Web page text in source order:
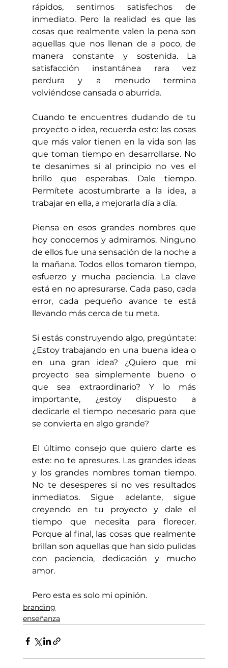
rápidos, sentirnos satisfechos de
inmediato. Pero la realidad es que las
cosas que realmente valen la pena son
aquellas que nos llenan de a poco, de
manera constante y sostenida. La
satisfacción instantánea rara vez
perdura y a menudo termina
volviéndose cansada o aburrida.
Cuando te encuentres dudando de tu
proyecto o idea, recuerda esto: las cosas
que más valor tienen en la vida son las
que toman tiempo en desarrollarse. No
te desanimes si al principio no ves el
brillo que esperabas. Dale tiempo.
Permítete acostumbrarte a la idea, a
trabajar en ella, a mejorarla día a día.
Piensa en esos grandes nombres que
hoy conocemos y admiramos. Ninguno
de ellos fue una sensación de la noche a
la mañana. Todos ellos tomaron tiempo,
esfuerzo y mucha paciencia. La clave
está en no apresurarse. Cada paso, cada
error, cada pequeño avance te está
llevando más cerca de tu meta.
Si estás construyendo algo, pregúntate:
¿Estoy trabajando en una buena idea o
en una gran idea? ¿Quiero que mi
proyecto sea simplemente bueno o
que sea extraordinario? Y lo más
importante, ¿estoy dispuesto a
dedicarle el tiempo necesario para que
se convierta en algo grande?
El último consejo que quiero darte es
este: no te apresures. Las grandes ideas
y los grandes nombres toman tiempo.
No te desesperes si no ves resultados
inmediatos. Sigue adelante, sigue
creyendo en tu proyecto y dale el
tiempo que necesita para florecer.
Porque al final, las cosas que realmente
brillan son aquellas que han sido pulidas
con paciencia, dedicación y mucho
amor.
Pero esta es solo mi opinión.
branding
enseñanza